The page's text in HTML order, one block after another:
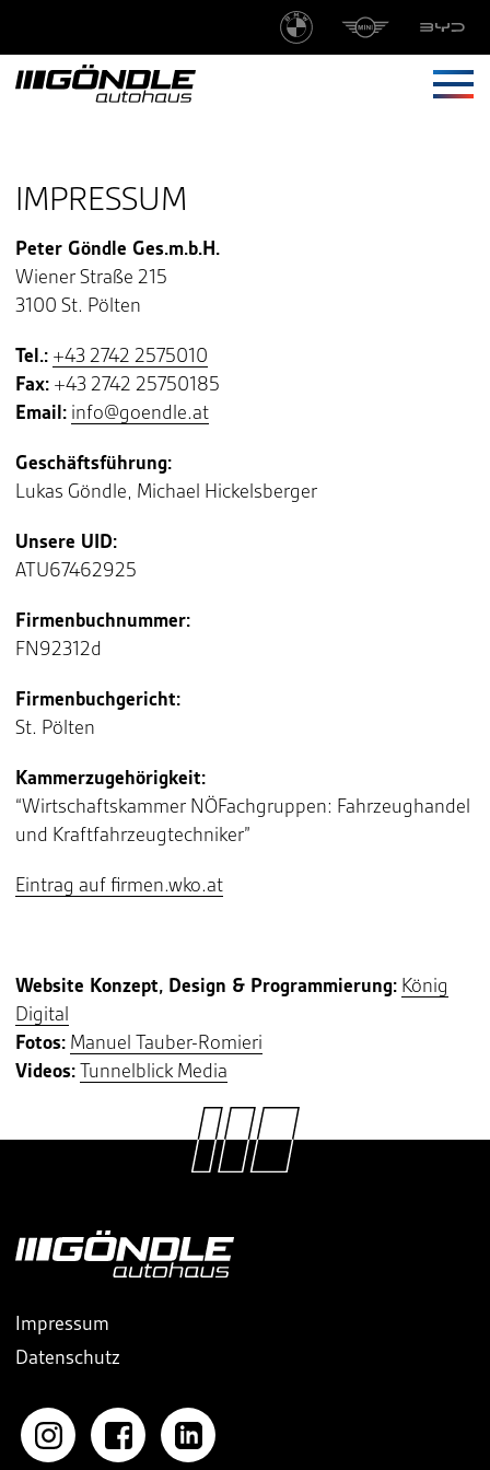
IMPRESSUM
Peter Göndle Ges.m.b.H.
Wiener Straße 215
3100 St. Pölten
Tel.: +43 2742 2575010
Fax: +43 2742 25750185
Email: info@goendle.at
Geschäftsführung:
Lukas Göndle, Michael Hickelsberger
Unsere UID:
ATU67462925
Firmenbuchnummer:
FN92312d
Firmenbuchgericht:
St. Pölten
Kammerzugehörigkeit:
“Wirtschaftskammer NÖFachgruppen: Fahrzeughandel
und Kraftfahrzeugtechniker”
Eintrag auf firmen.wko.at
Website Konzept, Design & Programmierung: König
Digital
Fotos: Manuel Tauber-Romieri
Videos: Tunnelblick Media
Impressum
Datenschutz